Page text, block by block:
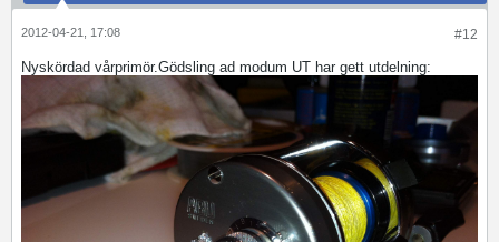
#12
2012-04-21, 17:08
Nyskördad vårprimör.Gödsling ad modum UT har gett utdelning: